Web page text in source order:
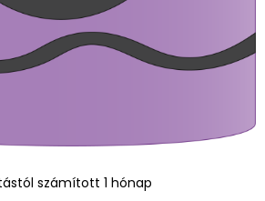
számított 1 hónap